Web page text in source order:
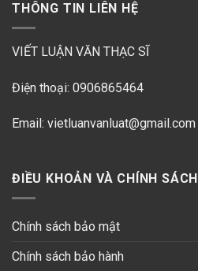
THÔNG TIN LIÊN HỆ
VIẾT LUẬN VĂN THẠC SĨ
Điện thoại: 0906865464
Email: vietluanvanluat@gmail.com
ĐIỀU KHOẢN VÀ CHÍNH SÁCH
Chính sách bảo mật
Chính sách bảo hành